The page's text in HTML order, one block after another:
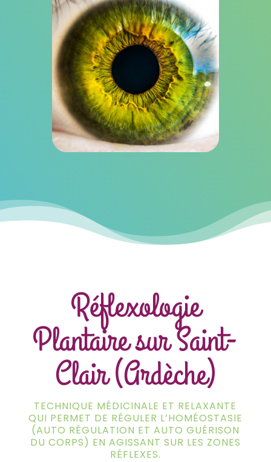
Réflexologie
Plantaire sur Saint-
Clair (Ardèche)
TECHNIQUE MÉDICINALE ET RELAXANTE
QUI PERMET DE RÉGULER L’HOMÉOSTASIE
(AUTO RÉGULATION ET AUTO GUÉRISON
DU CORPS) EN AGISSANT SUR LES ZONES
RÉFLEXES.